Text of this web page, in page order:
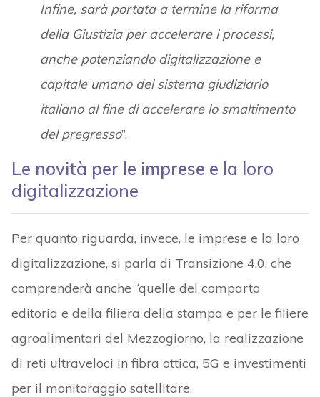
Infine, sarà portata a termine la riforma
della Giustizia per accelerare i processi,
anche potenziando digitalizzazione e
capitale umano del sistema giudiziario
italiano al fine di accelerare lo smaltimento
del pregresso”.
Le novità per le imprese e la loro
digitalizzazione
Per quanto riguarda, invece, le imprese e la loro
digitalizzazione, si parla di Transizione 4.0, che
comprenderà anche “quelle del comparto
editoria e della filiera della stampa e per le filiere
agroalimentari del Mezzogiorno, la realizzazione
di reti ultraveloci in fibra ottica, 5G e investimenti
per il monitoraggio satellitare.